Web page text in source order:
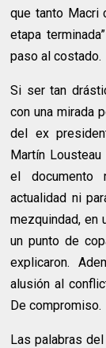
que tanto Macri
etapa
paso al costado.
Si ser tan
con una mirada
del ex
Martín
el documento
actualidad ni
mezquindad, en
un punto de
explicaron.
alusión al
De compromiso.
Las palabras